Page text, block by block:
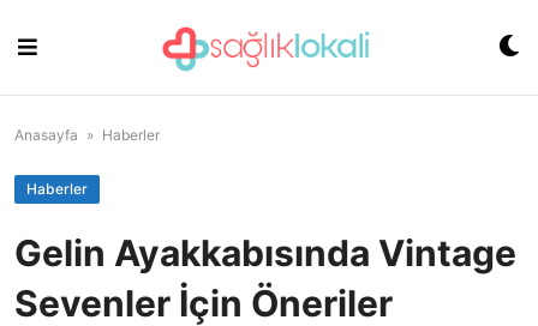
content
Anasayfa » Haberler
Haberler
Gelin Ayakkabısında Vintage
Sevenler İçin Öneriler